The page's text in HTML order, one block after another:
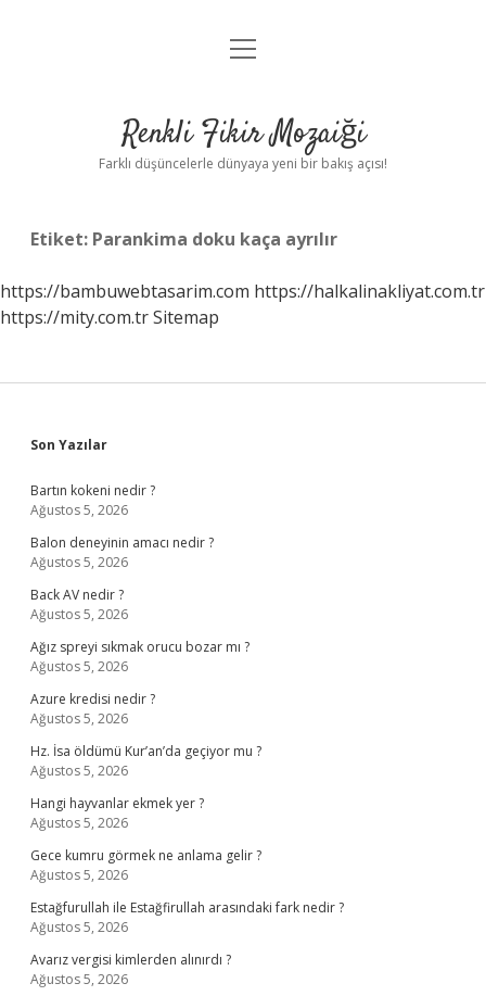
Anasayfa
Yasal Uyarı
menüyü
Renkli Fikir Mozaiği
Farklı düşüncelerle dünyaya yeni bir bakış açısı!
Etiket: Parankima doku kaça ayrılır
https://bambuwebtasarim.com https://halkalinakliyat.com.tr
https://mity.com.trSitemap
Sidebar
Son Yazılar
Bartın kokeni nedir ?
Ağustos 5, 2026
Balon deneyinin amacı nedir ?
Ağustos 5, 2026
Back AV nedir ?
Ağustos 5, 2026
Ağız spreyi sıkmak orucu bozar mı ?
Ağustos 5, 2026
Azure kredisi nedir ?
Ağustos 5, 2026
Hz. İsa öldümü Kur’an’da geçiyor mu ?
Ağustos 5, 2026
Hangi hayvanlar ekmek yer ?
Ağustos 5, 2026
Gece kumru görmek ne anlama gelir ?
Ağustos 5, 2026
Estağfurullah ile Estağfirullah arasındaki fark nedir ?
Ağustos 5, 2026
Avarız vergisi kimlerden alınırdı ?
Ağustos 5, 2026